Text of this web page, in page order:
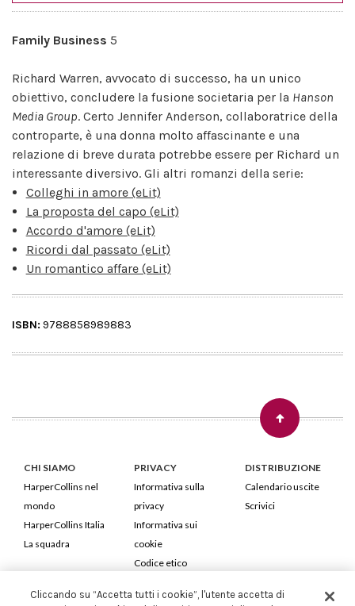
Family Business 5
Richard Warren, avvocato di successo, ha un unico
obiettivo, concludere la fusione societaria per la Hanson
Media Group. Certo Jennifer Anderson, collaboratrice della
controparte, è una donna molto affascinante e una
relazione di breve durata potrebbe essere per Richard un
interessante diversivo. Gli altri romanzi della serie:
Colleghi in amore (eLit)
La proposta del capo (eLit)
Accordo d'amore (eLit)
Ricordi dal passato (eLit)
Un romantico affare (eLit)
ISBN: 9788858989883
CHI SIAMO
HarperCollins nel
mondo
HarperCollins Italia
La squadra
PRIVACY
Informativa sulla
privacy
Informativa sui
cookie
Codice etico
DISTRIBUZIONE
Calendario uscite
Scrivici
HarperCollins Italia S.p.A. Viale Monte Nero, 84 - 20135 Milano
Cliccando su “Accetta tutti i cookie”, l'utente accetta di